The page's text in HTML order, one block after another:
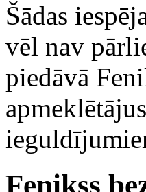
Šādas
vēl nav
piedāvā
Fenikss